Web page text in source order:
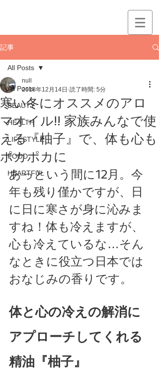
記事
All Posts
BEAUTY
HEALTH
LIFESTYLE
FOOD
HEARTFUL
All Posts
寒い冬にオススメのアロ
マオイル!! 家族みんなで使
える『柚子』で、体も心も
ポカポカに
null
2018年12月14日 読了時間: 5分
あっという間に12月。今
年も残り僅かですが、日
に日に寒さが身に沁みま
すね！体も冷えますが、
心も冷えているな…そん
なときに役立つ日本では
おなじみの香りです。
体と心の冷えの解消に
アプローチしてくれる
精油『柚子』